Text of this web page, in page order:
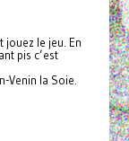
jouez le jeu. En
pis c’est
Venin la Soie.